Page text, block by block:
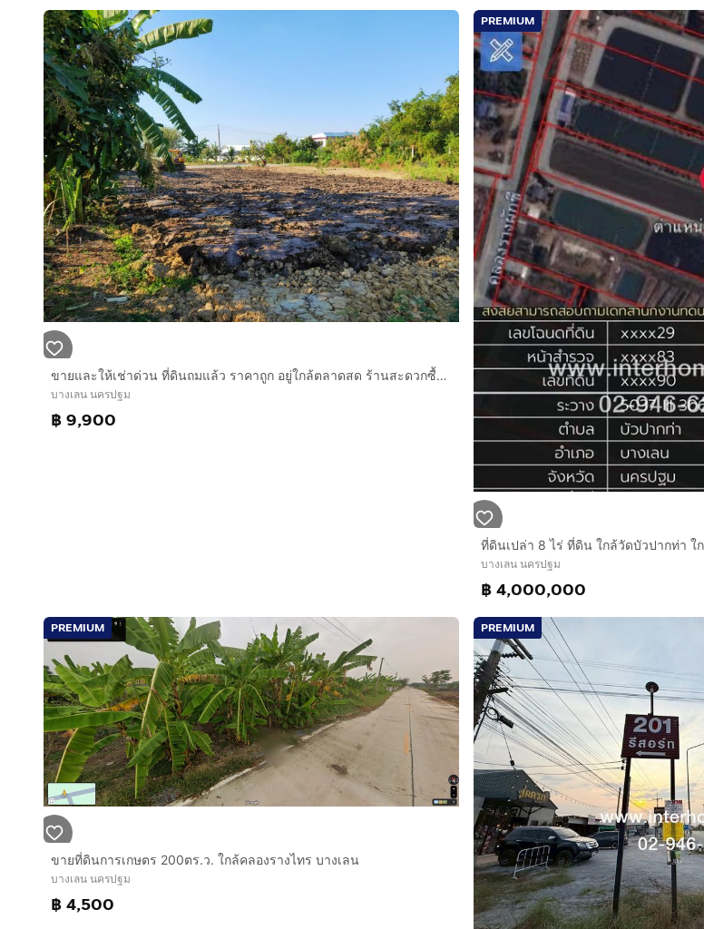
ทำไมต้องซื้อที่ดินแปลงนี้?
✅ พื้นที่กว้างขวางถึง 22 ไร่ เหมาะแก่การทำเกษตรกรรมครบวงจร
✅ ทำเลดี อยู่ในพื้นที่การเกษตรที่อุดมสมบูรณ์ของนครปฐม
✅ ราคาลดพิเศษสุดๆ ซื้อเก็บไว้มีแต่กำไร
📞 สนใจสอบถามรายละเอียดเพิ่มเติม หรือ นัดดูหน้าพืันที่
ติดต่อด่วน:กดเพื่อดูเบอร์โทร xxxxxx516(คุณบุญเรือง เพชรอำ)
รีบตัดสินใจด่วน โอกาสครอบครองที่ดินแปลงใหญ่ราคาถูกแบบนี้ไม่ได้มีมาบ่อยๆ ทักหรือโทรมาคุยกันก่อนไ
ขายและให้เช่าด่วน ที่ดินถมแล้ว ราคาถูก อยู่ใกล้ตลาดสด ร้านสะดวกซื้อ โรงพยาบาล ห้างร้านค้า โรงเรียน ชุมชน และสถานที่ราชการ
บางเลน นครปฐม
฿ 9,900
PREMIUM
บางเลน นครปฐม
฿ 4,000,000
PREMIUM
ขายที่ดินการเกษตร 200ตร.ว. ใกล้คลองรางไทร บางเลน
บางเลน นครปฐม
฿ 4,500
PREMIUM